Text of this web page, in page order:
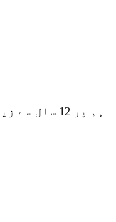
ہم پر 12 سال سے زیادہ عرصے سے بھروسہ کیا جا رہا ہے